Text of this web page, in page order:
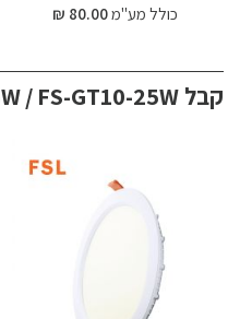
כולל מע"מ80.00 ₪
קבל FS-CL-25W / FS-GT10-25W